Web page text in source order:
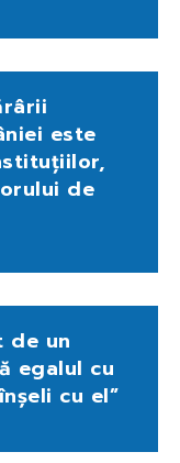
este
de
de un
egalul cu
cu el”